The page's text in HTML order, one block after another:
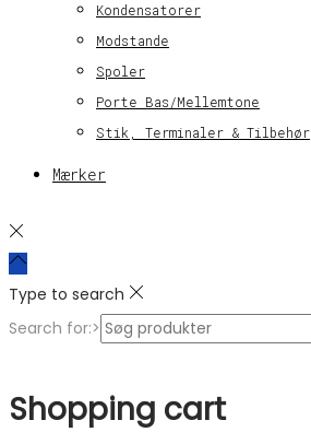
Kondensatorer
Modstande
Spoler
Porte Bas/Mellemtone
Stik, Terminaler & Tilbehør
Mærker
Type to search
Search for:>
Shopping cart